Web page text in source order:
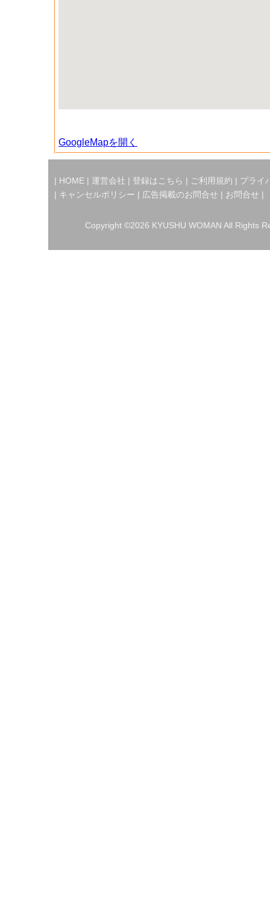
GoogleMapを開く
| HOME | 運営会社 | 登録はこちら | ご利用規約 | プライ
| キャンセルポリシー | 広告掲載のお問合せ | お問合せ |
Copyright ©2026 KYUSHU WOMAN All Rights